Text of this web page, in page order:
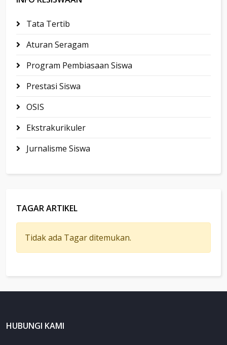
Tata Tertib
Aturan Seragam
Program Pembiasaan Siswa
Prestasi Siswa
OSIS
Ekstrakurikuler
Jurnalisme Siswa
TAGAR ARTIKEL
Tidak ada Tagar ditemukan.
HUBUNGI KAMI